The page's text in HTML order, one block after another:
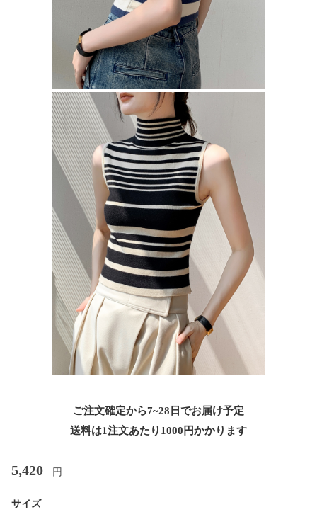
ご注文確定から7~28日でお届け予定
送料は1注文あたり 1000 円かかります
5,420 円
サイズ